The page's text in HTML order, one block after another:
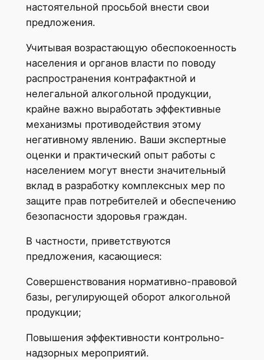
настоятельной просьбой внести свои
предложения.
Учитывая возрастающую обеспокоенность
населения и органов власти по поводу
распространения контрафактной и
нелегальной алкогольной продукции,
крайне важно выработать эффективные
механизмы противодействия этому
негативному явлению. Ваши экспертные
оценки и практический опыт работы с
населением могут внести значительный
вклад в разработку комплексных мер по
защите прав потребителей и обеспечению
безопасности здоровья граждан.
В частности, приветствуются
предложения, касающиеся:
Совершенствования нормативно-правовой
базы, регулирующей оборот алкогольной
продукции;
Повышения эффективности контрольно-
надзорных мероприятий.